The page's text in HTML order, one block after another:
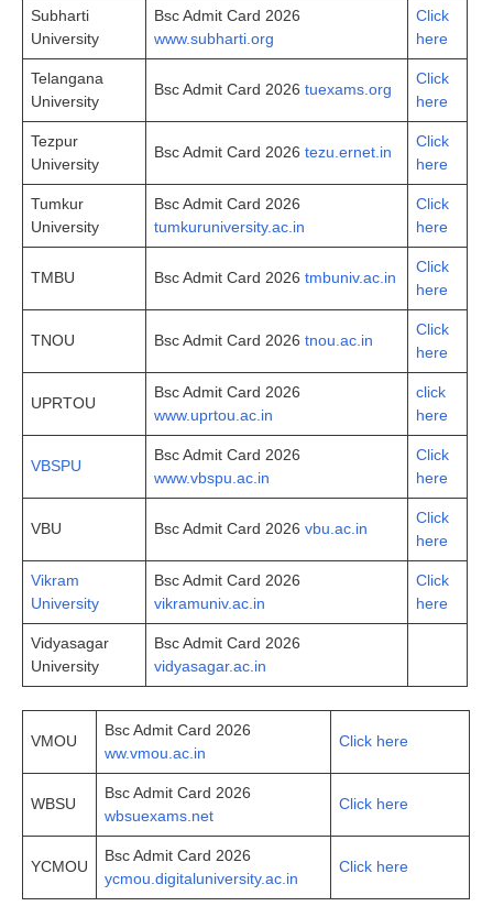
Subharti
University
Bsc Admit Card 2026
www.subharti.org
Click
here
Telangana
University
Bsc Admit Card 2026 tuexams.org
Click
here
Tezpur
University
Bsc Admit Card 2026 tezu.ernet.in
Click
here
Tumkur
University
Bsc Admit Card 2026
tumkuruniversity.ac.in
Click
here
TMBU Bsc Admit Card 2026 tmbuniv.ac.in
Click
here
TNOU Bsc Admit Card 2026 tnou.ac.in
Click
here
UPRTOU
Bsc Admit Card 2026
www.uprtou.ac.in
click
here
VBSPU
Bsc Admit Card 2026
www.vbspu.ac.in
Click
here
VBU Bsc Admit Card 2026 vbu.ac.in
Click
here
Vikram
University
Bsc Admit Card 2026
vikramuniv.ac.in
Click
here
Vidyasagar
University
Bsc Admit Card 2026
vidyasagar.ac.in
VMOU
Bsc Admit Card 2026
ww.vmou.ac.in
Click here
WBSU
Bsc Admit Card 2026
wbsuexams.net
Click here
YCMOU
Bsc Admit Card 2026
ycmou.digitaluniversity.ac.in
Click here